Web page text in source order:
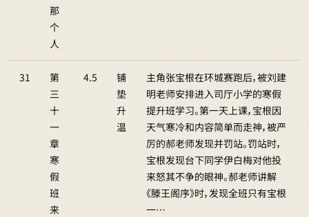
那
个
人
31
第
三
十
一
章
寒
假
班
来
4.5
铺
垫
升
温
主角张宝根在环城赛跑后，被刘建
明老师安排进入司厅小学的寒假
提升班学习。第一天上课，宝根因
天气寒冷和内容简单而走神，被严
厉的郝老师发现并罚站。罚站时，
宝根发现台下同学伊白梅对他投
来怒其不争的眼神。郝老师讲解
《滕王阁序》时，发现全班只有宝根
一…